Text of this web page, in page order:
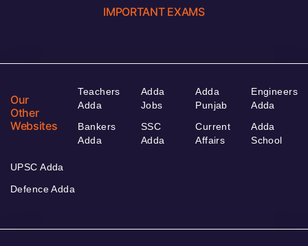
IMPORTANT EXAMS
Our
Other
Websites
Teachers
Adda
Bankers
Adda
Adda
Jobs
SSC
Adda
Adda
Punjab
Current
Affairs
Engineers
Adda
Adda
School
UPSC Adda
Defence Adda